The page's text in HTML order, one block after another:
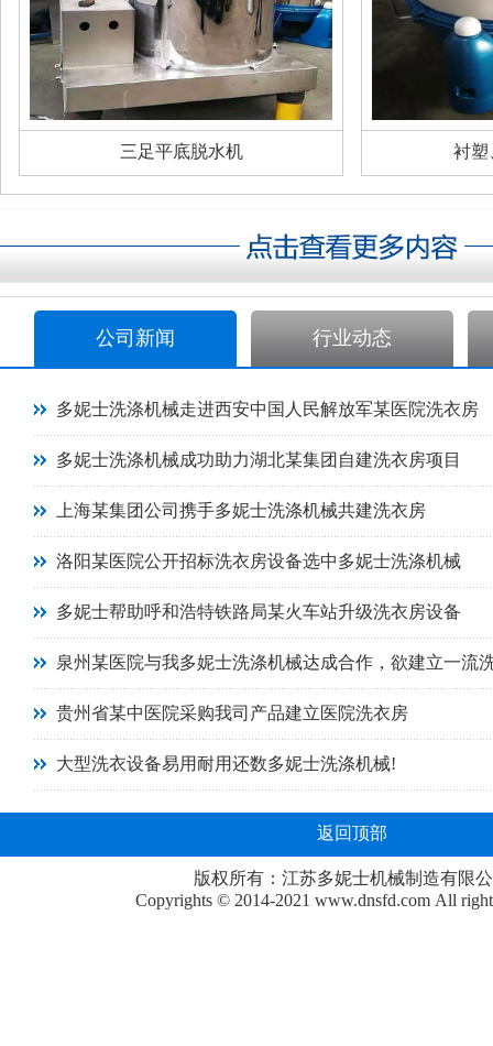
三足平底脱水机 衬塑
公司新闻 行业动态
多妮士洗涤机械走进西安中国人民解放军某医院洗衣房
多妮士洗涤机械成功助力湖北某集团自建洗衣房项目
上海某集团公司携手多妮士洗涤机械共建洗衣房
洛阳某医院公开招标洗衣房设备选中多妮士洗涤机械
多妮士帮助呼和浩特铁路局某火车站升级洗衣房设备
泉州某医院与我多妮士洗涤机械达成合作，欲建立一流
贵州省某中医院采购我司产品建立医院洗衣房
大型洗衣设备易用耐用还数多妮士洗涤机械!
返回顶部
版权所有：江苏多妮士机械制造有限
Copyrights © 2014-2021 www.dnsfd.com All